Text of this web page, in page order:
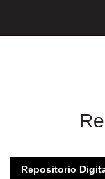
Repositorio